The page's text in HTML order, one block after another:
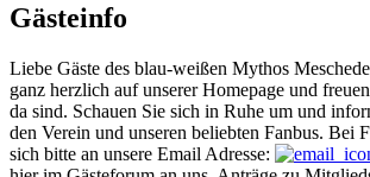
Gästeinfo
Liebe Gäste des blau-weißen Mythos
ganz herzlich auf unserer Homepage und
da sind. Schauen Sie sich in Ruhe um und
den Verein und unseren beliebten Fanbus. Bei
sich bitte an unsere Email Adresse: